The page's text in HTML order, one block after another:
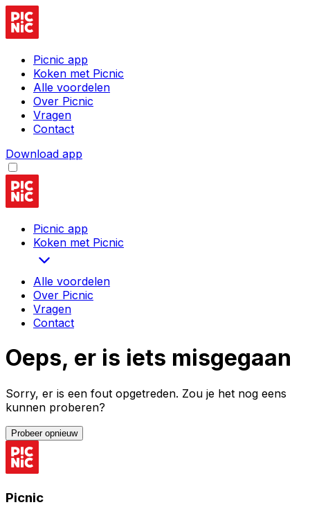
Picnic app
Koken met Picnic
Alle voordelen
Over Picnic
Vragen
Contact
Download app
Picnic app
Koken met Picnic
Alle voordelen
Over Picnic
Vragen
Contact
Oeps, er is iets misgegaan
Sorry, er is een fout opgetreden. Zou je het nog eens
kunnen proberen?
Probeer opnieuw
Picnic